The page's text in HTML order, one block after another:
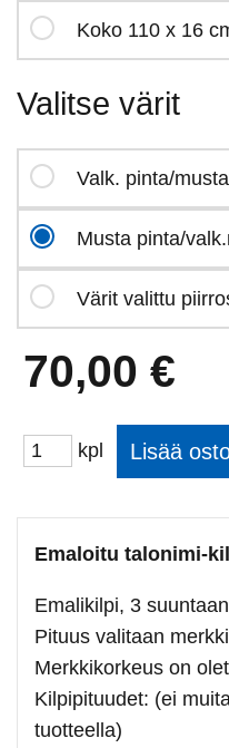
Koko 110 x 16
Valitse värit
Valk. pinta/
Musta pinta/
Värit valittu
70,00 €
kpl
Emaloitu talonimi-
Emalikilpi, 3
Pituus valitaan
Merkkikorkeus on
Kilpipituudet: (ei
tuotteella)